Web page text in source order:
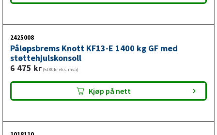
Komplett bremset aksel med
påløpsbrems og bremsestang
Å kjøpe en komplett pakke er smartere enn å kjøpe deler
separat – du får garantert kompatibilitet, riktig montering
og optimal bremseytelses på din enkeltaksel-tilhenger fra
dag én.
2425008
Påløpsbrems Knott KF13-E 1400 kg GF med
støttehjulskonsoll
6 475 kr (5180kr eks. mva)
Kjøp på nett